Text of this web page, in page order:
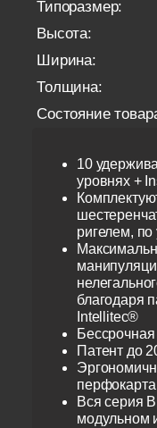
Типоразмер:
Высота:
Ширина:
Толщина:
Состояние
10
уровнях +
ригелем,
благодаря
Intellitec®
Патент до
перфокарта
Вся серия
модульном